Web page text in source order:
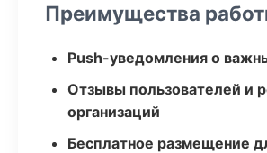
Преимущества
Push-уведомления о
Отзывы пользователей и
организаций
Бесплатное размещение